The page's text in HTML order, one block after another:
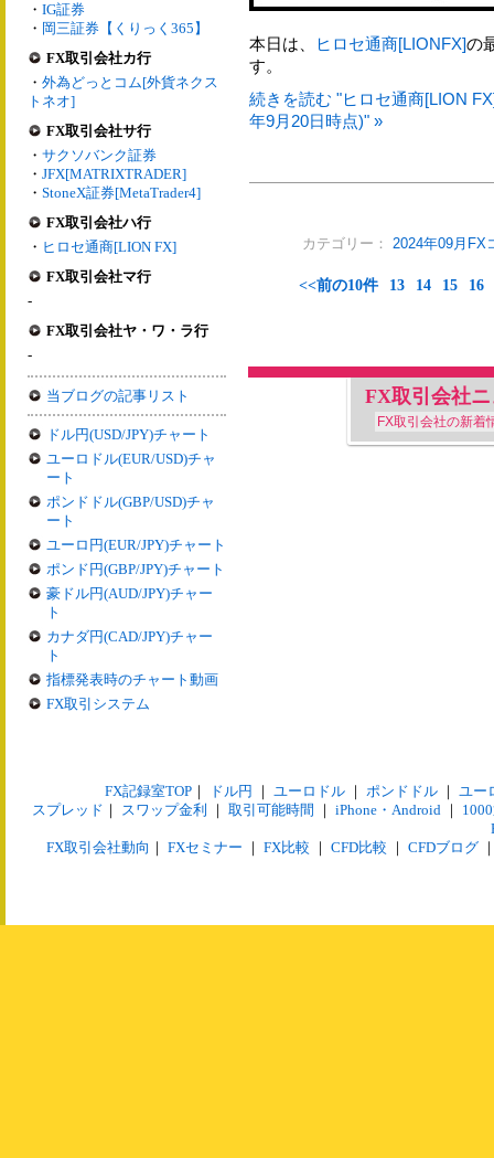
・ IG証券
・ 岡三証券【くりっく365】
FX取引会社カ行
・ 外為どっとコム[外貨ネクス
トネオ]
FX取引会社サ行
・ サクソバンク証券
・ JFX[MATRIXTRADER]
・ StoneX証券[MetaTrader4]
FX取引会社ハ行
・ ヒロセ通商[LION FX]
FX取引会社マ行
-
FX取引会社ヤ・ワ・ラ行
-
当ブログの記事リスト
ドル円(USD/JPY)チャート
ユーロドル(EUR/USD)チャ
ート
ポンドドル(GBP/USD)チャ
ート
ユーロ円(EUR/JPY)チャート
ポンド円(GBP/JPY)チャート
豪ドル円(AUD/JPY)チャー
ト
カナダ円(CAD/JPY)チャー
ト
指標発表時のチャート動画
FX取引システム
本日は、 ヒロセ通商[LIONFX]の
す。
続きを読む "ヒロセ通商[LION
年9月20日時点)" »
カテゴリー： 2024年09月FX
<<前の10件 13 14 15 16
FX取引会社
FX取引会社の新着
FX記録室TOP｜ ドル円 ｜ ユーロドル｜ ポンドドル｜ ユー
スプレッド ｜ スワップ金利 ｜ 取引可能時間 ｜ iPhone・Android ｜
FX取引会社動向 ｜ FXセミナー ｜ FX比較 ｜ CFD比較 ｜ CFDブログ